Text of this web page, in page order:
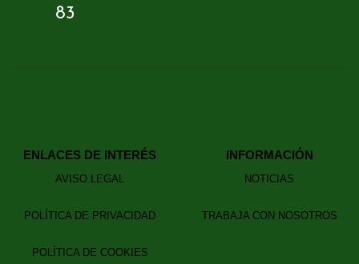
83
ENLACES DE INTERÉS
AVISO LEGAL
POLÍTICA DE PRIVACIDAD
POLÍTICA DE COOKIES
INFORMACIÓN
NOTICIAS
TRABAJA CON NOSOTROS